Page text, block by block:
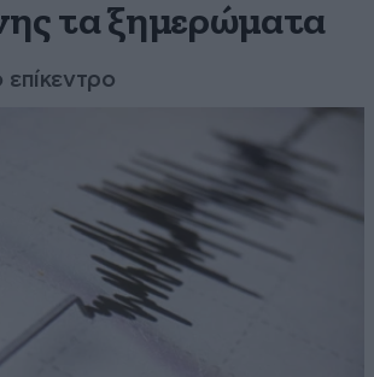
τα ξημερώματα
επίκεντρο